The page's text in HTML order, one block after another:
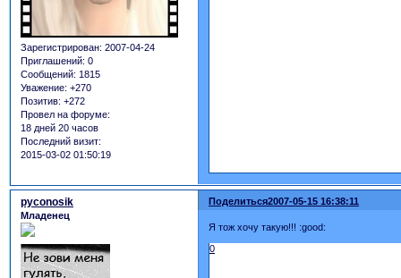
Зарегистрирован: 2007-04-24
Приглашений: 0
Сообщений: 1815
Уважение: +270
Позитив: +272
Провел на форуме:
18 дней 20 часов
Последний визит:
2015-03-02 01:50:19
Поделиться2007-05-15 16:38:11
pyconosik
Младенец
Я тож хочу такую!!! :good:
0